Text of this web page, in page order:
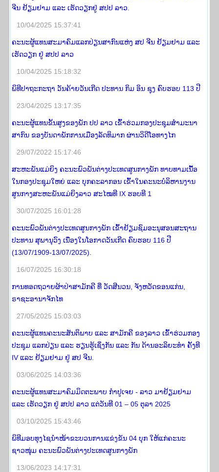
ຈີນ ຢ້ຽມຢາມ ແລະ ເຮັດວຽກຢູ່ ສປປ ລາວ.
10/04/2025 15:37:41
ຄະນະຜູ້ແທນສະມາຄົມແລກປ່ຽນສາກົນແຫ່ງ ສປ ຈີນ ຢ້ຽມຢາມ ແລະ
ເຮັດວຽກ ຢູ່ ສປປ ລາວ
10/04/2025 15:18:32
ພິທີປາຖະກະຖາ ວັນຄ້າຍວັນເກີດ ປະທານ ກິມ ອິນ ຊຸງ ຄົບຮອບ 113 ປີ
23/04/2025 13:17:35
ຄະນະຜູ້ແທນຂັ້ນສູງຂອງພັກ ປປ ລາວ ເຂົ້າຮ່ວມກອງປະຊຸມສໍາມະນາ
ສາກົນ ຂອງບັນດາພັກການເມືອງລັດທິມາກ ຜ່ານວິດີໂອທາງໄກ
29/07/2022 15:17:46
ສະຫະພັນແມ່ຍິງ ຄະນະພົວພັນຕ່າງປະເທດສູນກາງພັກ ທາບທາມເນື້ອ
ໃນກອງປະຊຸມໃຫຍ່ ແລະ ບຸກຄະລາກອນ ເຂົ້າໃນຄະນະບໍລິຫານງານ
ສູນກາງສະຫະພັນແມ່ຍິງລາວ ສະໄໝທີ IX ຮອບທີ 1
30/07/2025 16:01:28
ຄະນະພົວພັນຕ່າງປະເທດສູນກາງພັກ ເຂົ້າຢ້ຽມຊົມອະນຸສອນສະຖານ
ປະທານ ສຸພານຸວົງ ເນື່ອງໃນໂອກາດວັນເກີດ ຄົບຮອບ 116 ປີ
(13/07/1909-13/07/2025).
16/07/2025 16:30:18
ການທອດຖວາຍຜ້າປ່າສາມັກຄີ ທີ່ ວັດສີນວນ, ຈັງຫວັດຂອນແກ່ນ,
ຣາຊະອານາຈັກໄທ
27/05/2025 15:03:03
ຄະນະຜູ້ແທນຄະນະສັນຕິພາບ ແລະ ສາມັກຄີ ຂອງລາວ ເຂົ້າຮ່ວມກອງ
ປະຊຸມ ແລກປ່ຽນ ແລະ ຮຽນຮູ້ເຊິ່ງກັນ ແລະ ກັນ ດ້ານອະລິຍະທໍາ ຄັ້ງທີ
IV ແລະ ຢ້ຽມຢາມ ຢູ່ ສປ ຈີນ.
03/06/2025 14:03:36
ຄະນະຜູ້ແທນສະມາຄົມມິດຕະພາບ ກໍາປູເຈຍ - ລາວ ມາຢ້ຽມຢາມ
ແລະ ເຮັດວຽກ ຢູ່ ສປປ ລາວ ແຕ່ວັນທີ 01 – 05 ຕຸລາ 2025
03/10/2025 15:43:46
ພິທີມອບທຸງໄຊນຳໜ້າຂະບວນການແຂ່ງຂັນ 04 ບຸກ ໃຫ້ແກ່ຄະນະ
ຊາວໜຸ່ມ ຄະນະພົວພັນຕ່າງປະເທດສູນກາງພັກ
13/06/2023 14:17:31